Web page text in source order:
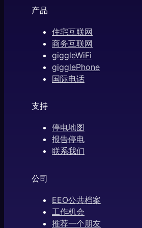
产品
住宅互联网
商务互联网
giggleWiFi
gigglePhone
国际电话
支持
停电地图
报告停电
联系我们
公司
EEO公共档案
工作机会
推荐一个朋友